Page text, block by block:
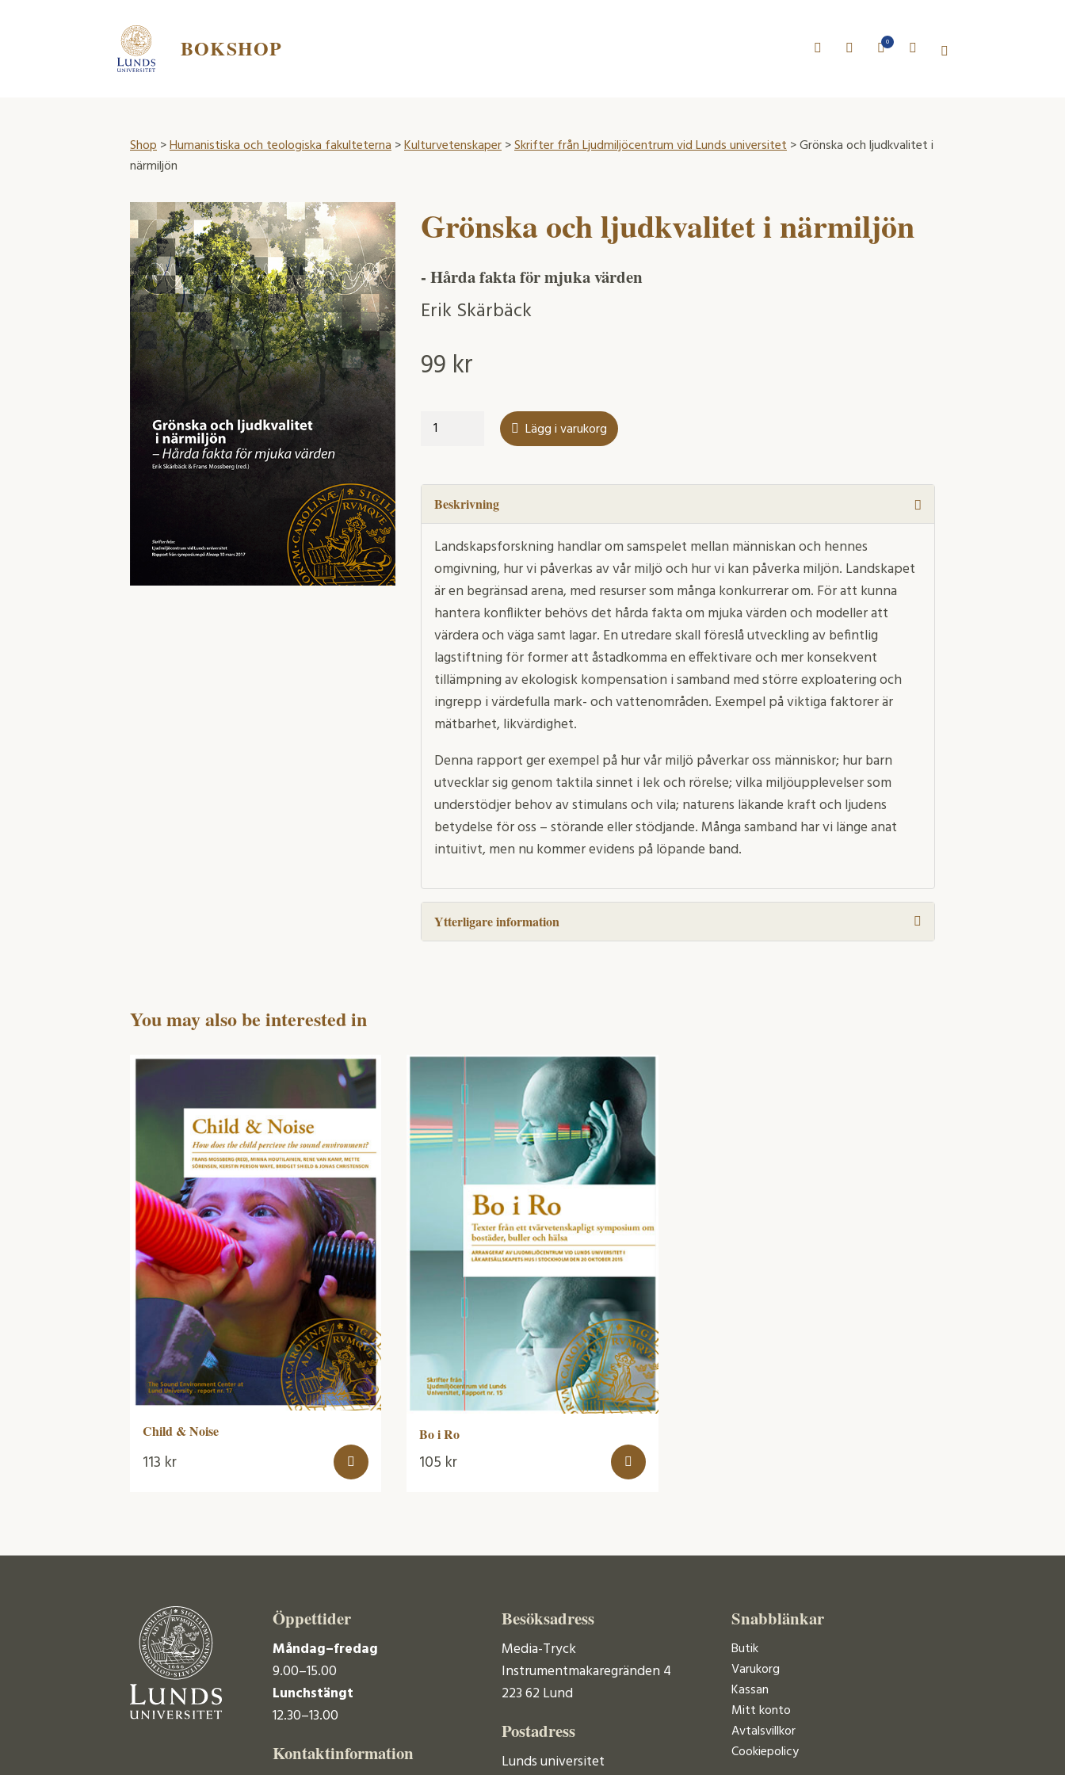
BOKSHOP 0
Shop>Humanistiska och teologiska fakulteterna>Kulturvetenskaper>Skrifter från Ljudmiljöcentrum vid Lunds universitet> Grönska och ljudkvalitet i
närmiljön
Grönska och ljudkvalitet i närmiljön
- Hårda fakta för mjuka värden
Erik Skärbäck
99 kr
Grönska
i
närmiljön
mängd
Lägg i varukorg
Beskrivning
Landskapsforskning handlar om samspelet mellan människan och hennes
omgivning, hur vi påverkas av vår miljö och hur vi kan påverka miljön. Landskapet
är en begränsad arena, med resurser som många konkurrerar om. För att kunna
hantera konflikter behövs det hårda fakta om mjuka värden och modeller att
värdera och väga samt lagar. En utredare skall föreslå utveckling av befintlig
lagstiftning för former att åstadkomma en effektivare och mer konsekvent
tillämpning av ekologisk kompensation i samband med större exploatering och
ingrepp i värdefulla mark- och vattenområden. Exempel på viktiga faktorer är
mätbarhet, likvärdighet.
Denna rapport ger exempel på hur vår miljö påverkar oss människor; hur barn
utvecklar sig genom taktila sinnet i lek och rörelse; vilka miljöupplevelser som
understödjer behov av stimulans och vila; naturens läkande kraft och ljudens
betydelse för oss – störande eller stödjande. Många samband har vi länge anat
intuitivt, men nu kommer evidens på löpande band.
Ytterligare information
You may also be interested in
Child & Noise
113 kr
Bo i Ro
105 kr
Öppettider
Måndag–fredag
9.00–15.00
Lunchstängt
12.30–13.00
Kontaktinformation
Besöksadress
Media-Tryck
Instrumentmakaregränden 4
223 62 Lund
Postadress
Lunds universitet
Snabblänkar
Butik
Varukorg
Kassan
Mitt konto
Avtalsvillkor
Cookiepolicy